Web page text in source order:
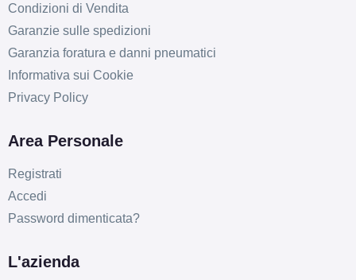
Condizioni di Vendita
Garanzie sulle spedizioni
Garanzia foratura e danni pneumatici
Informativa sui Cookie
Privacy Policy
Area Personale
Registrati
Accedi
Password dimenticata?
L'azienda